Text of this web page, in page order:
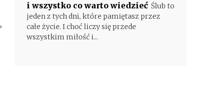
,
i wszystko co warto wiedzieć Ślub to
jeden z tych dni, które pamiętasz przez
całe życie. I choć liczy się przede
wszystkim miłość i...